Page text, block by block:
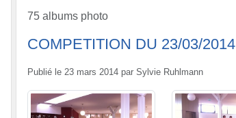
75 albums photo
COMPETITION DU 23/03/2014
Publié le 23 mars 2014 par Sylvie Ruhlmann